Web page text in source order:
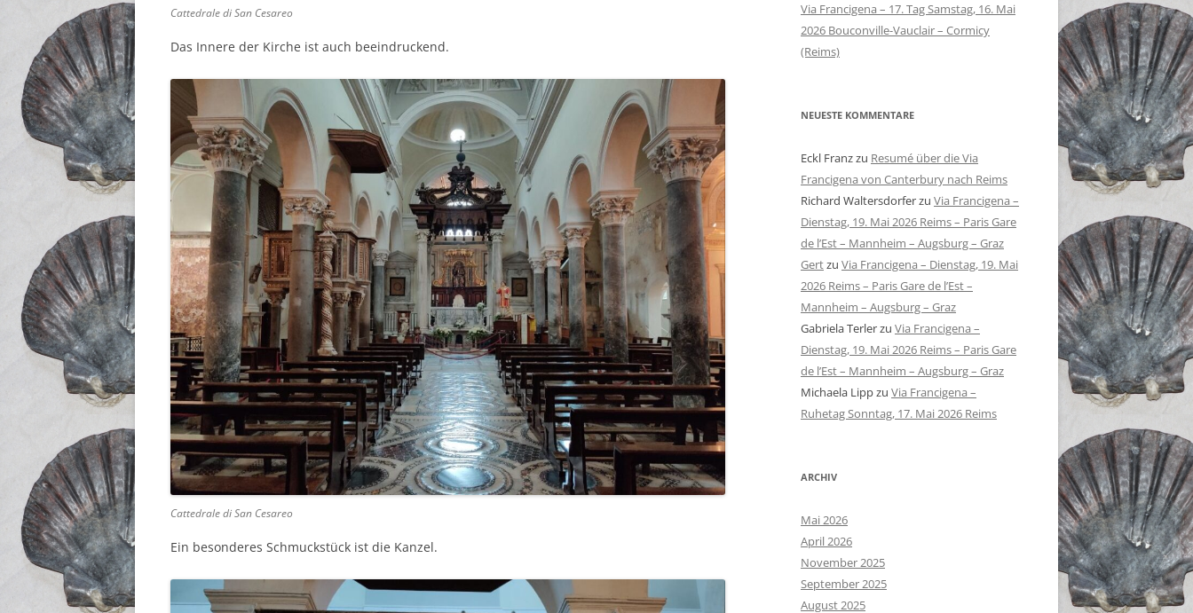
Cattedrale di San Cesareo
Das Innere der Kirche ist auch beeindruckend.
Cattedrale di San Cesareo
Ein besonderes Schmuckstück ist die Kanzel.
Via Francigena – 17. Tag Samstag, 16. Mai
2026 Bouconville-Vauclair – Cormicy
(Reims)
NEUESTE KOMMENTARE
Eckl Franzzu Resumé über die Via
Francigena von Canterbury nach Reims
Richard Waltersdorferzu Via Francigena –
Dienstag, 19. Mai 2026 Reims – Paris Gare
de l’Est – Mannheim – Augsburg – Graz
Gertzu Via Francigena – Dienstag, 19. Mai
2026 Reims – Paris Gare de l’Est –
Mannheim – Augsburg – Graz
Gabriela Terlerzu Via Francigena –
Dienstag, 19. Mai 2026 Reims – Paris Gare
de l’Est – Mannheim – Augsburg – Graz
Michaela Lippzu Via Francigena –
Ruhetag Sonntag, 17. Mai 2026 Reims
ARCHIV
Mai 2026
April 2026
November 2025
September 2025
August 2025